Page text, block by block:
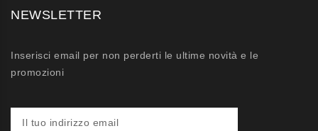
NEWSLETTER
Inserisci email per non perderti le ultime novità e le
promozioni